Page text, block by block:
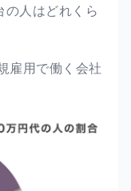
人はどれくら
雇用で働く会社